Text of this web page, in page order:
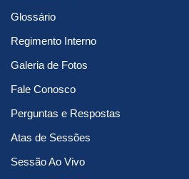
Glossário
Regimento Interno
Galeria de Fotos
Fale Conosco
Perguntas e Respostas
Atas de Sessões
Sessão Ao Vivo